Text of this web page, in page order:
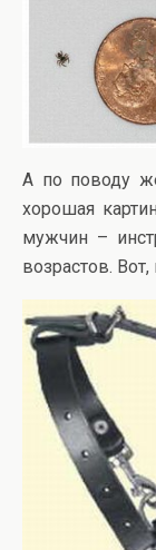
А по поводу
хорошая
мужчин –
возрастов.